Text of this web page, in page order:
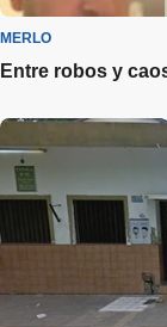
MERLO
Entre robos y